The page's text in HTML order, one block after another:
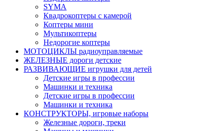
SYMA
Квадрокоптеры с камерой
Коптеры мини
Мультикоптеры
Недорогие коптеры
МОТОЦИКЛЫ радиоуправляемые
ЖЕЛЕЗНЫЕ дороги детские
РАЗВИВАЮЩИЕ игрушки для детей
Детские игры в профессии
Машинки и техника
Детские игры в профессии
Машинки и техника
КОНСТРУКТОРЫ, игровые наборы
Железные дороги, треки